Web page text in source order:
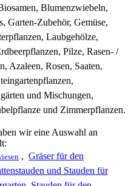
Blumenzwiebeln,
Garten-Zubehör, Gemüse,
Laubgehölze,
Pilze, Rasen- /
Azaleen, Rosen, Saaten,
und Mischungen,
und Zimmerpflanzen.
wir eine Auswahl an
, Gräser für den
und Stauden für